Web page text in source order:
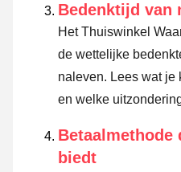
Bedenktijd van
Het Thuiswinkel
de wettelijke
naleven. Lees wat je
en welke
Betaalmethode
biedt